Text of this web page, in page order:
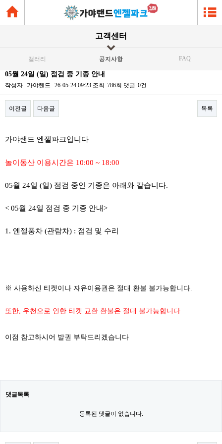
고객센터
갤러리 공지사항 FAQ
05월 24일 (일) 점검 중 기종 안내
작성자 가야랜드 26-05-24 09:23 조회 786회 댓글 0건
이전글 다음글 목록
가야랜드 엔젤파크입니다
놀이동산 이용시간은 10:00 ~ 18:00
05월 24일 (일) 점검 중인 기종은 아래와 같습니다.
< 05월 24일 점검 중 기종 안내>
1. 엔젤풍차 (관람차) : 점검 및 수리
※ 사용하신 티켓이나 자유이용권은 절대 환불 불가능합니다.
또한, 우천으로 인한 티켓 교환 환불은 절대 불가능합니다
이점 참고하시어 발권 부탁드리겠습니다
댓글목록
등록된 댓글이 없습니다.